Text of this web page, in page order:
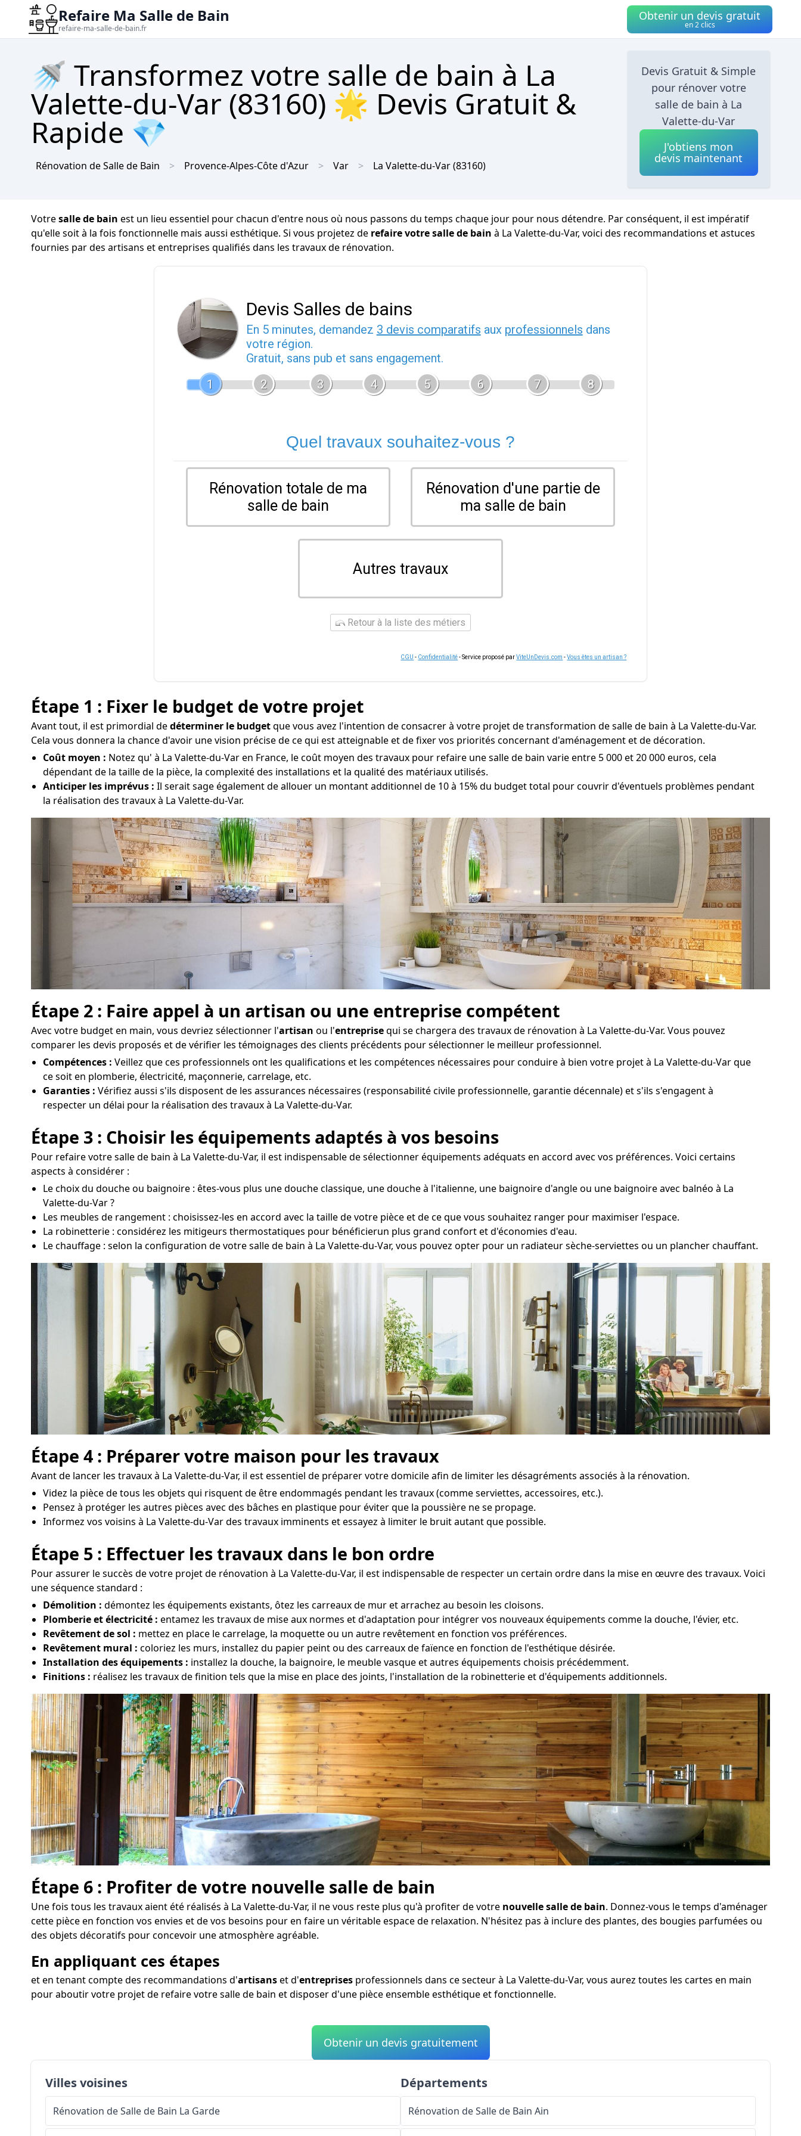
Refaire Ma Salle de Bain
refaire-ma-salle-de-bain.fr
Obtenir un devis gratuit
en 2 clics
🚿 Transformez votre salle de bain à La
Valette-du-Var (83160) 🌟 Devis Gratuit &
Rapide 💎
Rénovation de Salle de Bain Provence-Alpes-Côte d'Azur Var La Valette-du-Var(83160)
Devis Gratuit & Simple
pour rénover votre
salle de bain à La
Valette-du-Var
J'obtiens mon
devis maintenant
Votresalle de bain est un lieu essentiel pour chacun d'entre nous où nous passons du temps chaque jour pour nous détendre. Par conséquent, il est impératif
qu'elle soit à la fois fonctionnelle mais aussi esthétique. Si vous projetez de refaire votre salle de bain à La Valette-du-Var, voici des recommandations et astuces
fournies par des artisans et entreprises qualifiés dans les travaux de rénovation.
Devis Salles de bains
En 5 minutes, demandez 3 devis comparatifs aux professionnels dans
votre région.
Gratuit, sans pub et sans engagement.
1
2 3 4 5 6 7 8
Quel travaux souhaitez-vous ?
Rénovation totale de ma
salle de bain
Rénovation d'une partie de
ma salle de bain
Autres travaux
Retour à la liste des métiers
CGU - Confidentialité- Service proposé parViteUnDevis.com -Vous êtes un artisan ?
Étape 1 : Fixer le budget de votre projet
Avant tout, il est primordial dedéterminer le budgetque vous avez l'intention de consacrer à votre projet de transformation de salle de bain à La Valette-du-Var.
Cela vous donnera la chance d'avoir une vision précise de ce qui est atteignable et de fixer vos priorités concernant d'aménagement et de décoration.
Coût moyen : Notez qu' à La Valette-du-Var en France, le coût moyen des travaux pour refaire une salle de bain varie entre 5 000 et 20 000 euros, cela
dépendant de la taille de la pièce, la complexité des installations et la qualité des matériaux utilisés.
Anticiper les imprévus : Il serait sage également de allouer un montant additionnel de 10 à 15% du budget total pour couvrir d'éventuels problèmes pendant
la réalisation des travaux à La Valette-du-Var.
Étape 2 : Faire appel à un artisan ou une entreprise compétent
Avec votre budget en main, vous devriez sélectionner l'artisan ou l'entreprisequi se chargera des travaux de rénovation à La Valette-du-Var. Vous pouvez
comparer les devis proposés et de vérifier les témoignages des clients précédents pour sélectionner le meilleur professionnel.
Compétences : Veillez que ces professionnels ont les qualifications et les compétences nécessaires pour conduire à bien votre projet à La Valette-du-Var que
ce soit en plomberie, électricité, maçonnerie, carrelage, etc.
Garanties : Vérifiez aussi s'ils disposent de les assurances nécessaires (responsabilité civile professionnelle, garantie décennale) et s'ils s'engagent à
respecter un délai pour la réalisation des travaux à La Valette-du-Var.
Étape 3 : Choisir les équipements adaptés à vos besoins
Pour refaire votre salle de bain à La Valette-du-Var, il est indispensable de sélectionner équipements adéquats en accord avec vos préférences. Voici certains
aspects à considérer :
Le choix du douche ou baignoire : êtes-vous plus une douche classique, une douche à l'italienne, une baignoire d'angle ou une baignoire avec balnéo à La
Valette-du-Var ?
Les meubles de rangement : choisissez-les en accord avec la taille de votre pièce et de ce que vous souhaitez ranger pour maximiser l'espace.
La robinetterie : considérez les mitigeurs thermostatiques pour bénéficierun plus grand confort et d'économies d'eau.
Le chauffage : selon la configuration de votre salle de bain à La Valette-du-Var, vous pouvez opter pour un radiateur sèche-serviettes ou un plancher chauffant.
Étape 4 : Préparer votre maison pour les travaux
Avant de lancer les travaux à La Valette-du-Var, il est essentiel de préparer votre domicile afin de limiter les désagréments associés à la rénovation.
Videz la pièce de tous les objets qui risquent de être endommagés pendant les travaux (comme serviettes, accessoires, etc.).
Pensez à protéger les autres pièces avec des bâches en plastique pour éviter que la poussière ne se propage.
Informez vos voisins à La Valette-du-Var des travaux imminents et essayez à limiter le bruit autant que possible.
Étape 5 : Effectuer les travaux dans le bon ordre
Pour assurer le succès de votre projet de rénovation à La Valette-du-Var, il est indispensable de respecter un certain ordre dans la mise en œuvre des travaux. Voici
une séquence standard :
Démolition : démontez les équipements existants, ôtez les carreaux de mur et arrachez au besoin les cloisons.
Plomberie et électricité : entamez les travaux de mise aux normes et d'adaptation pour intégrer vos nouveaux équipements comme la douche, l'évier, etc.
Revêtement de sol : mettez en place le carrelage, la moquette ou un autre revêtement en fonction vos préférences.
Revêtement mural : coloriez les murs, installez du papier peint ou des carreaux de faïence en fonction de l'esthétique désirée.
Installation des équipements : installez la douche, la baignoire, le meuble vasque et autres équipements choisis précédemment.
Finitions : réalisez les travaux de finition tels que la mise en place des joints, l'installation de la robinetterie et d'équipements additionnels.
Étape 6 : Profiter de votre nouvelle salle de bain
Une fois tous les travaux aient été réalisés à La Valette-du-Var, il ne vous reste plus qu'à profiter de votre nouvelle salle de bain. Donnez-vous le temps d'aménager
cette pièce en fonction vos envies et de vos besoins pour en faire un véritable espace de relaxation. N'hésitez pas à inclure des plantes, des bougies parfumées ou
des objets décoratifs pour concevoir une atmosphère agréable.
En appliquant ces étapes
et en tenant compte des recommandations d'artisanset d'entreprises professionnels dans ce secteur à La Valette-du-Var, vous aurez toutes les cartes en main
pour aboutir votre projet de refaire votre salle de bain et disposer d'une pièce ensemble esthétique et fonctionnelle.
Obtenir un devis gratuitement
Villes voisines
Rénovation de Salle de Bain La Garde
Départements
Rénovation de Salle de Bain Ain